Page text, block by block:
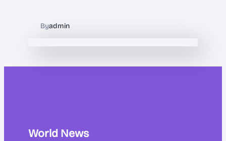
Byadmin
World News